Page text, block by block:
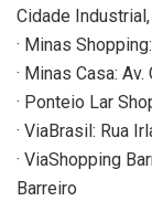
Cidade
· Minas
· Minas Casa:
· Ponteio Lar
· ViaBrasil: Rua
· ViaShopping
Barreiro